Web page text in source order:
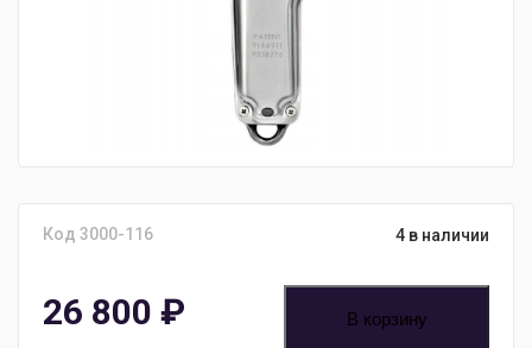
Код 3000-116 4 в наличии
26 800 ₽ В корзину